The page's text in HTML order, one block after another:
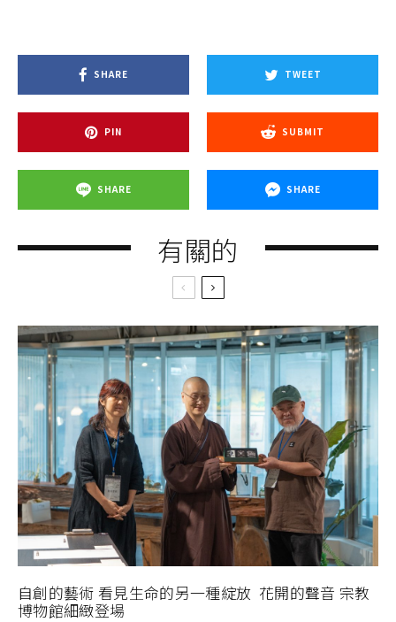
SHARE TWEET
PIN SUBMIT
SHARE SHARE
有關的
自創的藝術 看見生命的另一種綻放 花開的聲音 宗教
博物館細緻登場